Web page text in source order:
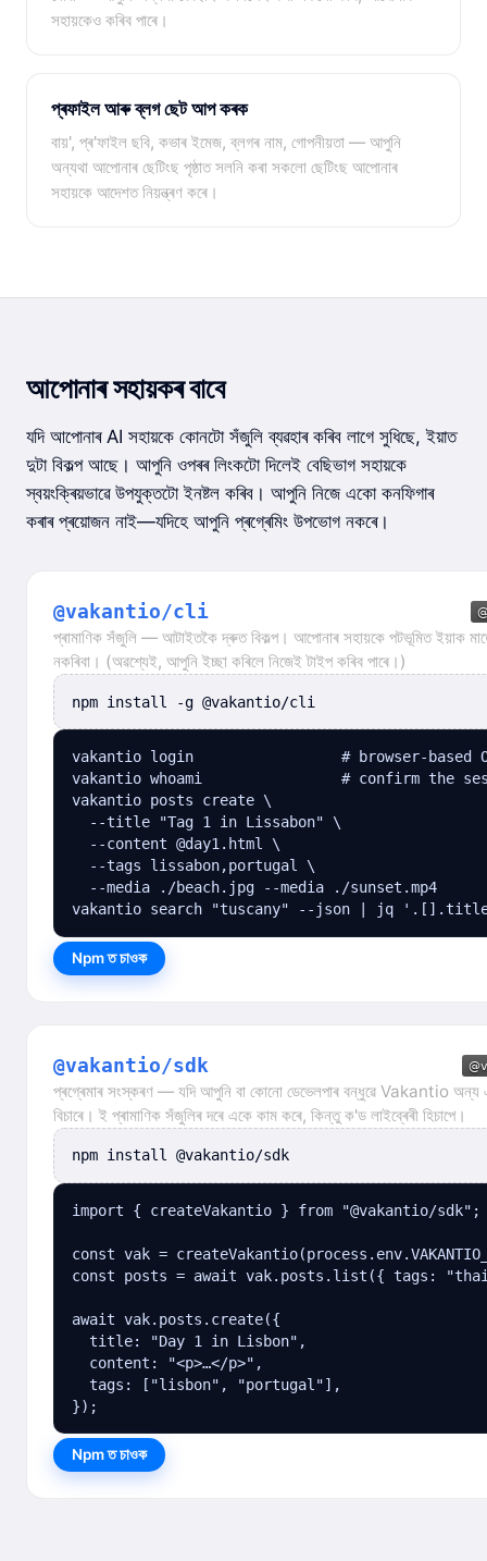
সহায়কেও কৰিব পাৰে।
প্ৰফাইল আৰু ব্লগ ছেট আপ কৰক
বায়', প্ৰ'ফাইল ছবি, কভাৰ ইমেজ, ব্লগৰ নাম, গোপনীয়তা — আপুনি
অন্যথা আপোনাৰ ছেটিংছ পৃষ্ঠাত সলনি কৰা সকলো ছেটিংছ আপোনাৰ
সহায়কে আদেশত নিয়ন্ত্ৰণ কৰে।
আপোনাৰ সহায়কৰ বাবে
যদি আপোনাৰ AI সহায়কে কোনটো সঁজুলি ব্যৱহাৰ কৰিব লাগে সুধিছে, ইয়াত
দুটা বিকল্প আছে। আপুনি ওপৰৰ লিংকটো দিলেই বেছিভাগ সহায়কে
স্বয়ংক্ৰিয়ভাৱে উপযুক্তটো ইনষ্টল কৰিব। আপুনি নিজে একো কনফিগাৰ
কৰাৰ প্ৰয়োজন নাই—যদিহে আপুনি প্ৰগ্ৰেমিং উপভোগ নকৰে।
@vakantio/cli
প্ৰামাণিক সঁজুলি — আটাইতকৈ দ্ৰুত বিকল্প। আপোনাৰ সহায়কে পটভূমিত ইয়াক
নকৰিবা। (অৱশ্যেই, আপুনি ইচ্ছা কৰিলে নিজেই টাইপ কৰিব পাৰে।)
npm install -g @vakantio/cli
vakantio login                 # browser-based
vakantio whoami                # confirm the
vakantio posts create \
  --title "Tag 1 in Lissabon" \
  --content @day1.html \
  --tags lissabon,portugal \
  --media ./beach.jpg --media ./sunset.mp4
vakantio search "tuscany" --json | jq
Npm ত চাওক
@vakantio/sdk
প্ৰগ্ৰেমাৰ সংস্কৰণ — যদি আপুনি বা কোনো ডেভেলপাৰ বন্ধুৱে Vakantio অন্য
বিচাৰে। ই প্ৰামাণিক সঁজুলিৰ দৰে একে কাম কৰে, কিন্তু ক'ড লাইব্ৰেৰী হিচাপে।
npm install @vakantio/sdk
import { createVakantio } from "@vakantio/sdk";
const vak =
const posts = await vak.posts.list({ tags:
await vak.posts.create({
  title: "Day 1 in Lisbon",
  content: "<p>…</p>",
  tags: ["lisbon", "portugal"],
});
Npm ত চাওক